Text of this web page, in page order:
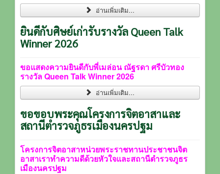
อ่านเพิ่มเติม...
ยินดีกับศิษย์เก่ารับรางวัล Queen Talk
Winner 2026
ขอแสดงความยินดีกับพี่เมล่อน ณัฐรดา ศรีบัวทอง
รางวัล Queen Talk Winner 2026
อ่านเพิ่มเติม...
ขอขอบพระคุณโครงการจิตอาสาและ
สถานีตำรวจภูธรเมืองนครปฐม
โครงการจิตอาสาหน่วยพระราชทานประชาชนจิต
อาสาเราทำความดีด้วยหัวใจและสถานีตำรวจภูธร
เมืองนครปฐม